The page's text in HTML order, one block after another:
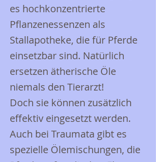
es hochkonzentrierte
Pflanzenessenzen als
Stallapotheke, die für Pferde
einsetzbar sind. Natürlich
ersetzen ätherische Öle
niemals den Tierarzt!
Doch sie können zusätzlich
effektiv eingesetzt werden.
Auch bei Traumata gibt es
spezielle Ölemischungen, die